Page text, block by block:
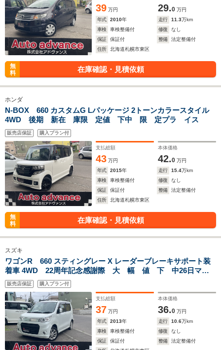
39 万円 29.0 万円
年式
2010年 走行 11.3万km
車検
車検整備付 修復
なし
保証
保証付 整備
法定整備付
住所
北海道札幌市東区
無
料
在庫確認・見積依頼
ホンダ
N-BOX 660 カスタムG Lパッケージ 2トーンカラースタイル
4WD 後期 新在 庫限 定値 下中 限 定プラ イス
販売店保証 購入プラン付
支払総額
43 万円
本体価格
42.0 万円
年式
2015年 走行 15.4万km
車検
車検整備付 修復
なし
保証
保証付 整備
法定整備付
住所
北海道札幌市東区
無
料
在庫確認・見積依頼
スズキ
ワゴンR 660 スティングレー X レーダーブレーキサポート装
着車 4WD 22周年記念感謝際 大 幅 値 下 中26日マ
デ 限 定
販売店保証 購入プラン付
支払総額
37 万円
本体価格
36.0 万円
年式
2013年 走行 10.6万km
車検
車検整備付 修復
なし
保証
保証付 整備
法定整備付